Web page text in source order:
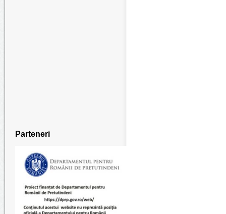
Parteneri